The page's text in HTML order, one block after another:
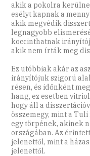
akik a pokolra
esélyt kapnak a
akik megvédik
legnagyobb
koccinthatnak
akik nem írták meg
Ez utóbbiak akár az
irányítójuk szigorú
résen, és időnként
hang, ez esetben
hogy áll a
összemegy, mint a
egy törpének, akinek
országában. Az
jelenettől, mint a
jelenettől.